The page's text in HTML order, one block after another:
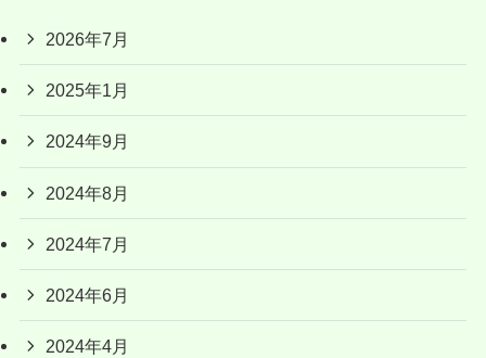
2026年7月
2025年1月
2024年9月
2024年8月
2024年7月
2024年6月
2024年4月